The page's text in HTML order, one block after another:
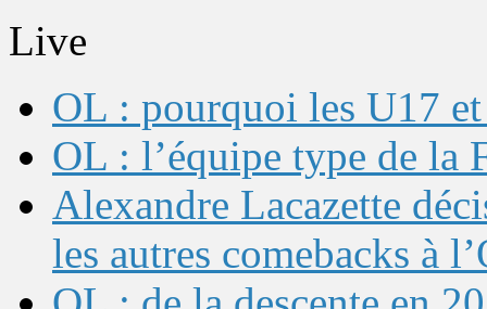
Live
OL : pourquoi les U17
OL : l’équipe type de la
Alexandre Lacazette
les autres comebacks à